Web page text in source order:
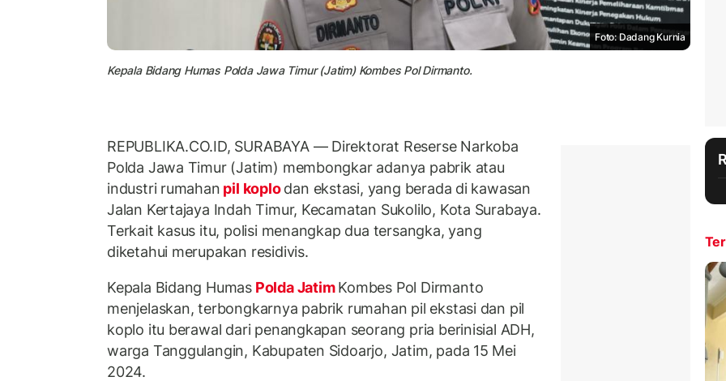
Foto: Dadang Kurnia
Kepala Bidang Humas Polda Jawa Timur (Jatim) Kombes Pol Dirmanto.
REPUBLIKA.CO.ID, SURABAYA — Direktorat Reserse Narkoba
Polda Jawa Timur (Jatim) membongkar adanya pabrik atau
industri rumahan pil koplodan ekstasi, yang berada di kawasan
Jalan Kertajaya Indah Timur, Kecamatan Sukolilo, Kota Surabaya.
Terkait kasus itu, polisi menangkap dua tersangka, yang
diketahui merupakan residivis.
Kepala Bidang Humas Polda JatimKombes Pol Dirmanto
menjelaskan, terbongkarnya pabrik rumahan pil ekstasi dan pil
koplo itu berawal dari penangkapan seorang pria berinisial ADH,
warga Tanggulangin, Kabupaten Sidoarjo, Jatim, pada 15 Mei
2024.